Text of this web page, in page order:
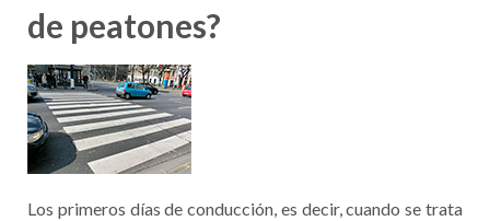
de peatones?
Los primeros días de conducción, es decir, cuando se trata